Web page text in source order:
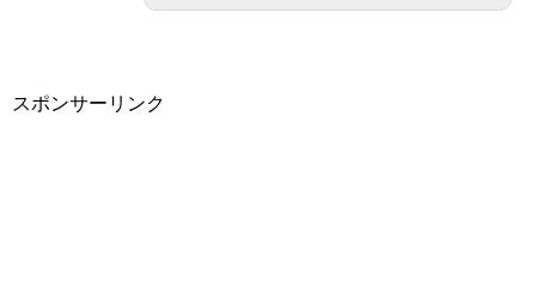
スポンサーリンク